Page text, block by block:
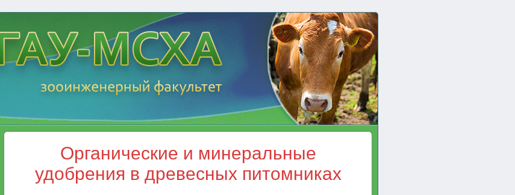
Органические и минеральные
удобрения в древесных питомниках